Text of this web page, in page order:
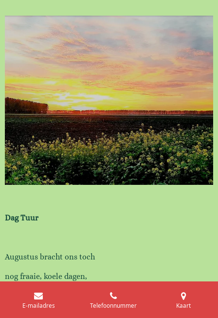
Dag Tuur
Augustus bracht ons toch
nog fraaie, koele dagen,
zegen van regen,
E-mailadres Telefoonnummer Kaart